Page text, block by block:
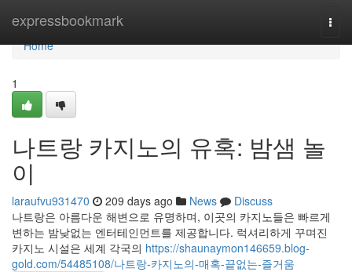
expressbookmark
Home
Home
1
나트랑 카지노의 유혹: 밤샘 놀
이
laraufvu931470 209 days ago News
Discuss
나트랑은 아름다운 해변으로 유명하며, 이곳의 카지노들은 빠르게
변하는 밤낮없는 엔터테인먼트를 제공합니다. 럭셔리하게 꾸며진
카지노 시설은 세계 각국의 https://shaunaymon146659.blog-
gold.com/54485108/나트랑-카지노의-매혹-끝없는-즐거움